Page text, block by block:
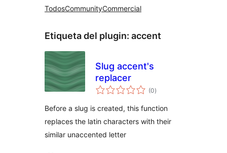
TodosCommunityCommercial
Etiqueta del plugin: accent
Slug accent's
replacer
(0valoraciones
en
)
Before a slug is created, this function
replaces the latin characters with their
similar unaccented letter